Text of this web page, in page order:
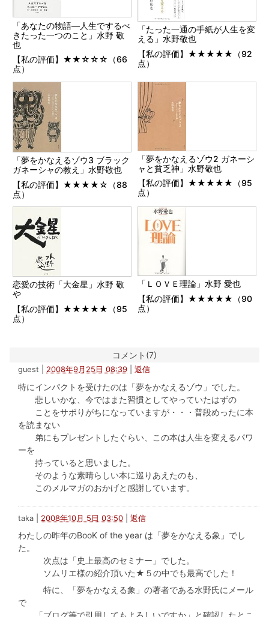
「あなたの物語―人生でするべ
きたった一つのこと」水野 敬
也
【私の評価】★★☆☆☆（66
点）
「たった一通の手紙が人生を変
える」水野敬也
【私の評価】★★★★★（92
点）
「夢をかなえるゾウ3 ブラック
ガネーシャの教え」水野敬也
【私の評価】★★★★☆（88
点）
「夢をかなえるゾウ2 ガネーシ
ャと貧乏神」水野敬也
【私の評価】★★★★★（95
点）
恋愛の技術「大金星」水野 敬
や
【私の評価】★★★★★（95
点）
「ＬＯＶＥ理論」水野 愛也
【私の評価】★★★★★（90
点）
コメント(7)
guest 2008年9月25日 08:39 返信
特にインパクトを受けたのは「夢をかなえるゾウ」でした。
悲しいかな、今ではまた習慣としてやっていたはずの
ことをサボりがちになっていますが・・・普段めったに本
を読まない
弟にもプレゼントしたぐらい、この本は人生を変えるパワ
ーを
持っていると思いました。
そのような素晴らしい本に巡りあえたのも、
このメルマガのおかげと感謝しています。
taka 2008年10月 5日 03:50 返信
わたしの昨年のBooK of the year は「夢をかなえる象」でし
た。
次点は「史上最高のセミナー」でした。
ソムリエ様の紹介頂いた★５の中でも最高でした！
特に、「夢をかなえる象」の著者である水野氏にメール
で